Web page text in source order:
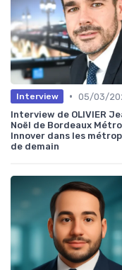
Interview • 05/03/
Interview de OLIVIER
Noël de Bordeaux
Innover dans les
de demain